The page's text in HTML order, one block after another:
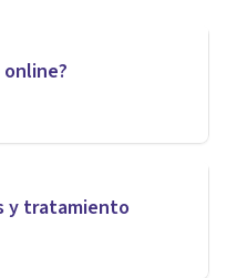
y tratamiento